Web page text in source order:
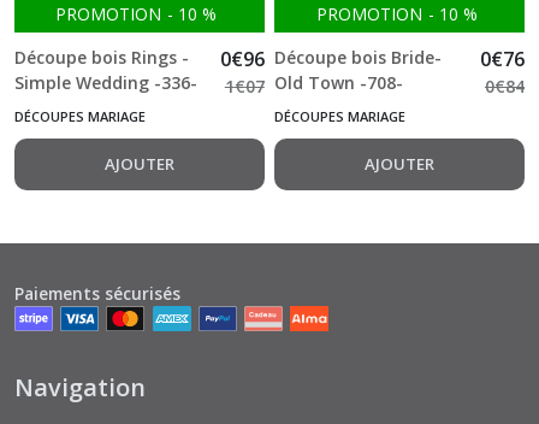
PROMOTION - 10 %
Découpe bois Rings -
Simple Wedding -336-
0€96
1€07
DÉCOUPES MARIAGE
AJOUTER
PROMOTION - 10 %
Découpe bois Bride-
Old Town -708-
0€76
0€84
DÉCOUPES MARIAGE
AJOUTER
Paiements sécurisés
Navigation